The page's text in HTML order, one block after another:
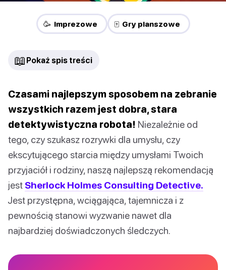
🥳 Imprezowe 🀄 Gry planszowe
📖 Pokaż spis treści
Czasami najlepszym sposobem na zebranie
wszystkich razem jest dobra, stara
detektywistyczna robota! Niezależnie od
tego, czy szukasz rozrywki dla umysłu, czy
ekscytującego starcia między umysłami Twoich
przyjaciół i rodziny, naszą najlepszą rekomendacją
jest Sherlock Holmes Consulting Detective.
Jest przystępna, wciągająca, tajemnicza i z
pewnością stanowi wyzwanie nawet dla
najbardziej doświadczonych śledczych.